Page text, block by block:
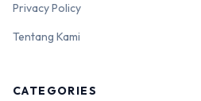
Privacy Policy
Tentang Kami
CATEGORIES